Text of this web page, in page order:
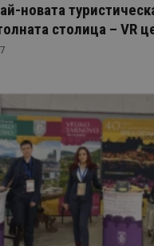
новата
столица – VR